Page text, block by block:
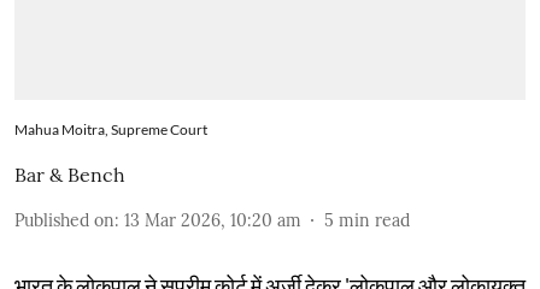
Mahua Moitra, Supreme Court
Bar & Bench
Published on: 13 Mar 2026, 10:20 am 5 min read